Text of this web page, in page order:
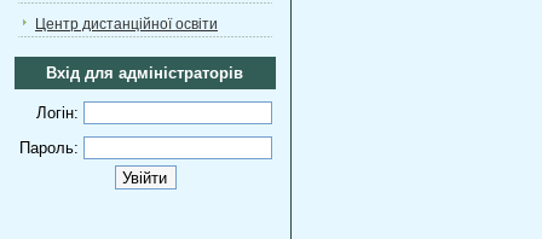
Центр дистанційної освіти
Вхід для адміністраторів
Логін:
Пароль: